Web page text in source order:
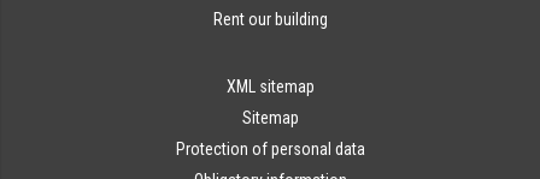
Rent our building
XML sitemap
Sitemap
Protection of personal data